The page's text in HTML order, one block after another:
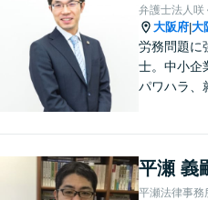
弁護士法人咲
大阪府|大
労務問題に
士。中小企
パワハラ、
平瀬 義
平瀬法律事務